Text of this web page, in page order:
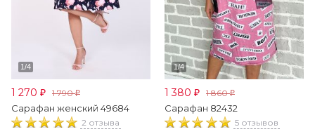
1 270 ₽ 1 790₽
Сарафан женский 49684
2 отзыва
1 380 ₽ 1 860₽
Сарафан 82432
5 отзывов